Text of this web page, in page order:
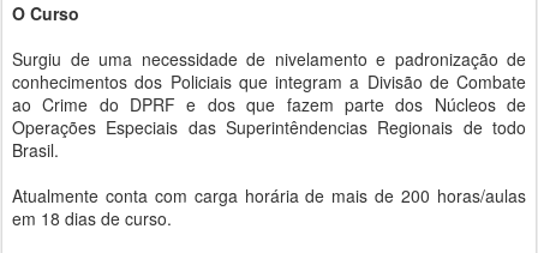
O Curso
Surgiu de uma necessidade de nivelamento e padronização de
conhecimentos dos Policiais que integram a Divisão de Combate
ao Crime do DPRF e dos que fazem parte dos Núcleos de
Operações Especiais das Superintêndencias Regionais de todo
Brasil.
Atualmente conta com carga horária de mais de 200 horas/aulas
em 18 dias de curso.